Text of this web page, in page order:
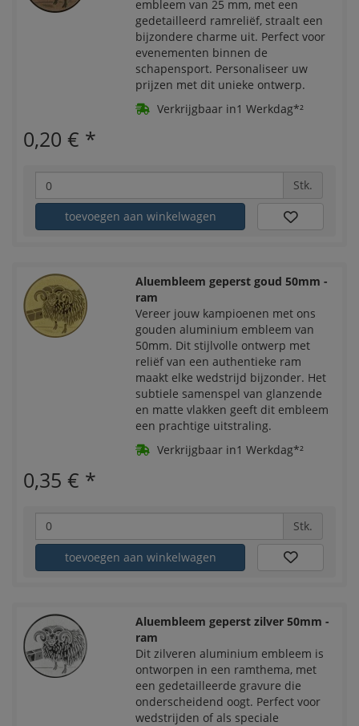
embleem van 25 mm, met een
gedetailleerd ramreliëf, straalt een
bijzondere charme uit. Perfect voor
evenementen binnen de
schapensport. Personaliseer uw
prijzen met dit unieke ontwerp.
Verkrijgbaar in1 Werkdag*²
0,20 € *
Stk.
toevoegen aan winkelwagen
Aluembleem geperst goud 50mm -
ram
Vereer jouw kampioenen met ons
gouden aluminium embleem van
50mm. Dit stijlvolle ontwerp met
reliëf van een authentieke ram
maakt elke wedstrijd bijzonder. Het
subtiele samenspel van glanzende
en matte vlakken geeft dit embleem
een prachtige uitstraling.
Verkrijgbaar in1 Werkdag*²
0,35 € *
Stk.
toevoegen aan winkelwagen
Aluembleem geperst zilver 50mm -
ram
Dit zilveren aluminium embleem is
ontworpen in een ramthema, met
een gedetailleerde gravure die
onderscheidend oogt. Perfect voor
wedstrijden of als speciale